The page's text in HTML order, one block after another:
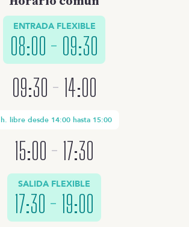
ENTRADA FLEXIBLE
08:00 - 09:30
09:30 - 14:00
libre desde 14:00 hasta 15:00
15:00 - 17:30
SALIDA FLEXIBLE
17:30 - 19:00